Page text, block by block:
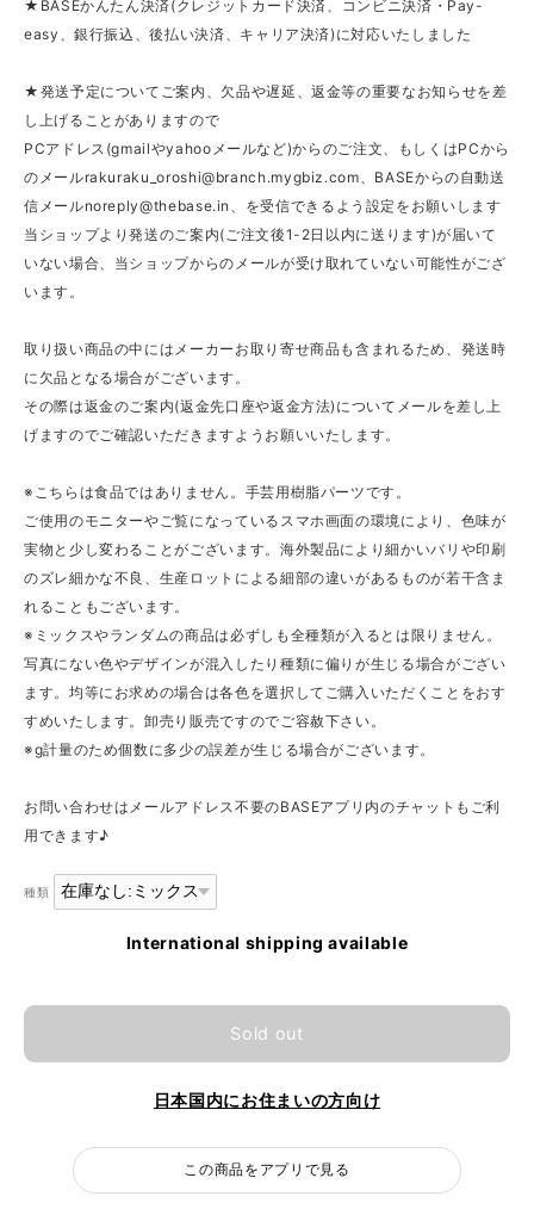
★BASEかんたん決済(クレジットカード決済、コンビニ決済・Pay-
easy、銀行振込、後払い決済、キャリア決済)に対応いたしました
★発送予定についてご案内、欠品や遅延、返金等の重要なお知らせを差
し上げることがありますので
PCアドレス(gmailやyahooメールなど)からのご注文、もしくはPCから
のメールrakuraku_oroshi@branch.mygbiz.com 、BASEからの自動送
信メールnoreply@thebase.in
、を受信できるよう設定をお願いします
当ショップより発送のご案内(ご注文後1-2日以内に送ります)が届いて
いない場合、当ショップからのメールが受け取れていない可能性がござ
います。
取り扱い商品の中にはメーカーお取り寄せ商品も含まれるため、発送時
に欠品となる場合がございます。
その際は返金のご案内(返金先口座や返金方法)についてメールを差し上
げますのでご確認いただきますようお願いいたします。
※こちらは食品ではありません。手芸用樹脂パーツです。
ご使用のモニターやご覧になっているスマホ画面の環境により、色味が
実物と少し変わることがございます。海外製品により細かいバリや印刷
のズレ細かな不良、生産ロットによる細部の違いがあるものが若干含ま
れることもございます。
※ミックスやランダムの商品は必ずしも全種類が入るとは限りません。
写真にない色やデザインが混入したり種類に偏りが生じる場合がござい
ます。均等にお求めの場合は各色を選択してご購入いただくことをおす
すめいたします。卸売り販売ですのでご容赦下さい。
※g計量のため個数に多少の誤差が生じる場合がございます。
お問い合わせはメールアドレス不要のBASEアプリ内のチャットもご利
用できます♪
種類
International shipping available
Sold out
日本国内にお住まいの方向け
この商品をアプリで見る